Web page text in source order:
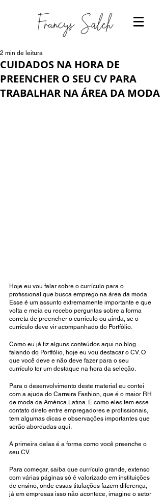
CUIDADOS NA HORA DE
PREENCHER O SEU CV PARA
TRABALHAR NA ÁREA DA MODA
2 min de leitura
Hoje eu vou falar sobre o currículo para o
profissional que busca emprego na área da moda.
Esse é um assunto extremamente importante e que
volta e meia eu recebo perguntas sobre a forma
correta de preencher o currículo ou ainda, se o
currículo deve vir acompanhado do Portfólio.
Como eu já fiz alguns conteúdos aqui no blog
falando do Portfólio, hoje eu vou destacar o CV. O
que você deve e não deve fazer para o seu
currículo ter um destaque na hora da seleção.
Para o desenvolvimento deste material eu contei
com a ajuda do Carreira Fashion, que é o maior RH
de moda da América Latina. E como eles tem esse
contato direto entre empregadores e profissionais,
tem algumas dicas e observações importantes que
serão abordadas aqui.
A primeira delas é a forma como você preenche o
seu CV.
Para começar, saiba que currículo grande, extenso
com várias páginas só é valorizado em instituições
de ensino, onde essas titulações fazem diferença,
já em empresas isso não acontece, imagine o setor